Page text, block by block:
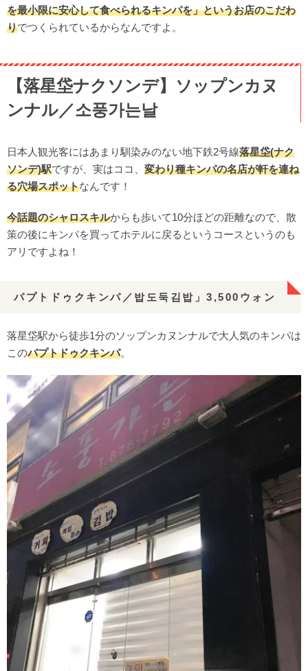
を最小限に安心して食べられるキンパを」というお店のこだわ
りでつくられているからなんですよ。
【落星垈ナクソンデ】ソップンカヌ
ンナル／소풍가는날
日本人観光客にはあまり馴染みのない地下鉄2号線落星垈(ナク
ソンデ)駅ですが、実はココ、 変わり種キンパの名店が軒を連ね
る穴場スポットなんです！
今話題のシャロスキルからも歩いて10分ほどの距離なので、散
策の後にキンパを買ってホテルに戻るというコースというのも
アリですよね！
パプトドゥクキンパ／밥도둑김밥」3,500ウォン
落星垈駅から徒歩1分のソップンカヌンナルで大人気のキンパは
このパプトドゥクキンパ。